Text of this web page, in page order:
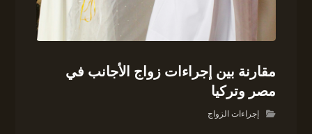
مقارنة بين إجراءات زواج الأجانب في
مصر وتركيا
إجراءات الزواج